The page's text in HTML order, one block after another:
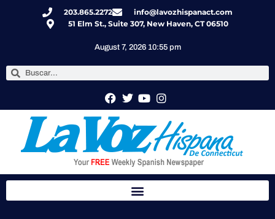
203.865.2272
info@lavozhispanact.com
51 Elm St., Suite 307, New Haven, CT 06510
August 7, 2026 10:55 pm